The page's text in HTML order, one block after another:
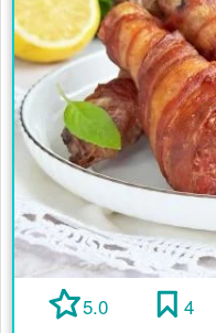
5.0 4